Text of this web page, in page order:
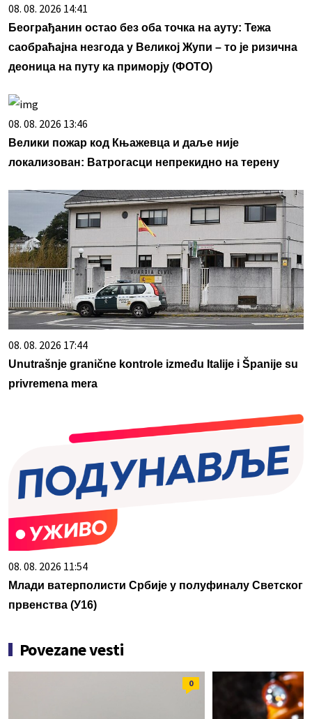
08. 08. 2026 14:41
Београђанин остао без оба точка на ауту: Тежа
саобраћајна незгода у Великој Жупи – то је ризична
деоница на путу ка приморју (ФОТО)
08. 08. 2026 13:46
Велики пожар код Књажевца и даље није
локализован: Ватрогасци непрекидно на терену
08. 08. 2026 17:44
Unutrašnje granične kontrole između Italije i Španije su
privremena mera
08. 08. 2026 11:54
Млади ватерполисти Србије у полуфиналу Светског
првенства (У16)
Povezane vesti
0